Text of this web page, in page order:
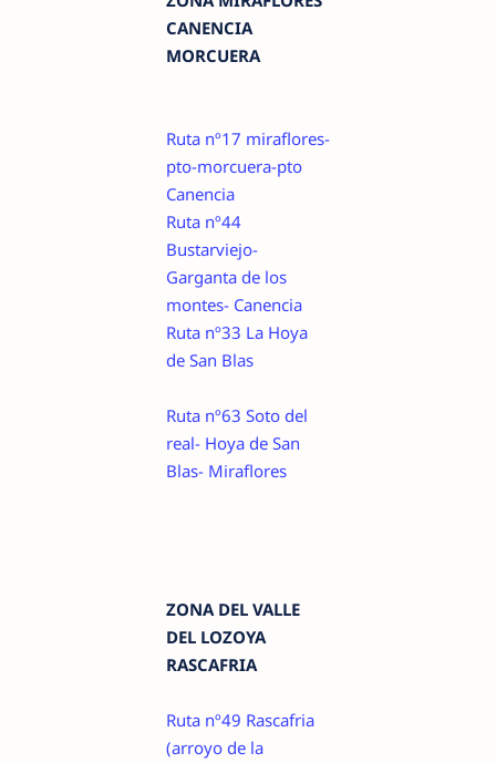
CANENCIA
MORCUERA
Ruta nº17 miraflores-
pto-morcuera-pto
Canencia
Ruta nº44
Bustarviejo-
Garganta de los
montes- Canencia
Ruta nº33 La Hoya
de San Blas
Ruta nº63 Soto del
real- Hoya de San
Blas- Miraflores
ZONA DEL VALLE
DEL LOZOYA
RASCAFRIA
Ruta nº49 Rascafria
(arroyo de la